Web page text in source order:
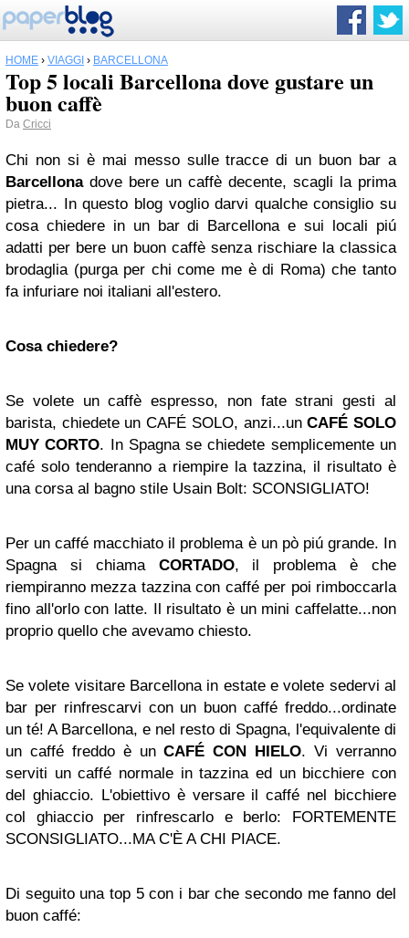
HOME › VIAGGI › BARCELLONA
Top 5 locali Barcellona dove gustare un
buon caffè
Da Cricci
Chi non si è mai messo sulle tracce di un buon bar a
Barcellonadove bere un caffè decente, scagli la prima
pietra... In questo blog voglio darvi qualche consiglio su
cosa chiedere in un bar di Barcellona e sui locali piú
adatti per bere un buon caffè senza rischiare la classica
brodaglia (purga per chi come me è di Roma) che tanto
fa infuriare noi italiani all'estero.
Cosa chiedere?
Se volete un caffè espresso, non fate strani gesti al
barista, chiedete un CAFÉ SOLO, anzi...unCAFÉ SOLO
MUY CORTO. In Spagna se chiedete semplicemente un
café solo tenderanno a riempire la tazzina, il risultato è
una corsa al bagno stile Usain Bolt: SCONSIGLIATO!
Per un caffé macchiato il problema è un pò piú grande. In
Spagna si chiama CORTADO, il problema è che
riempiranno mezza tazzina con caffé per poi rimboccarla
fino all'orlo con latte. Il risultato è un mini caffelatte...non
proprio quello che avevamo chiesto.
Se volete visitare Barcellona in estate e volete sedervi al
bar per rinfrescarvi con un buon caffé freddo...ordinate
un té! A Barcellona, e nel resto di Spagna, l'equivalente di
un caffé freddo è unCAFÉ CON HIELO. Vi verranno
serviti un caffé normale in tazzina ed un bicchiere con
del ghiaccio. L'obiettivo è versare il caffé nel bicchiere
col ghiaccio per rinfrescarlo e berlo: FORTEMENTE
SCONSIGLIATO...MA C'È A CHI PIACE.
Di seguito una top 5 con i bar che secondo me fanno del
buon caffé: